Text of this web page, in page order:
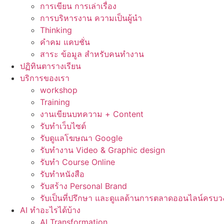
การเขียน การเล่าเรื่อง
การบริหารงาน ความเป็นผู้นำ
Thinking
คำคม แคบชั่น
สาระ ข้อมูล สำหรับคนทำงาน
ปฏิทินตารางเรียน
บริการของเรา
workshop
Training
งานเขียนบทความ + Content
รับทำเว็บไซต์
รับดูแลโฆษณา Google
รับทำงาน Video & Graphic design
รับทำ Course Online
รับทำหนังสือ
รับสร้าง Personal Brand
รับเป็นที่ปรึกษา และดูแลด้านการตลาดออนไลน์ครบว
AI ทำอะไรได้บ้าง
AI Transformation